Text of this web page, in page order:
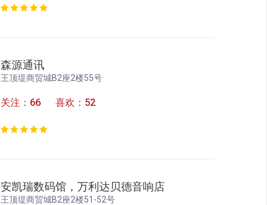
森源通讯
王顶堤商贸城B2座2楼55号
关注：66 喜欢：52
安凯瑞数码馆，万利达贝德音响店
王顶堤商贸城B2座2楼51-52号